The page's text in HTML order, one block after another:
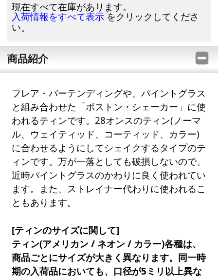
現在すべて在庫があります。
入荷情報をすべて表示 をクリックしてくださ
い。
商品紹介
フレア・バーテンディングや、パイントグラス
と組み合わせた「ボストン・シェーカー」に使
われるティンです。28オンスのティン(ノーマ
ル、ウェイティッド、コーティッド、カラー)
に合わせるようにしてシェイクするタイプのテ
ィンです。万が一落としても破損しないので、
近時パイントグラスのかわりに良く使われてい
ます。また、ストレイナー代わりに使われるこ
ともあります。
[ティンのサイズに関して]
ティン(アメリカン / ネオン / カラー)各種は、
商品ごとにサイズが大きく異なります。同一時
期の入荷品においても、口径が5ミリ以上異な